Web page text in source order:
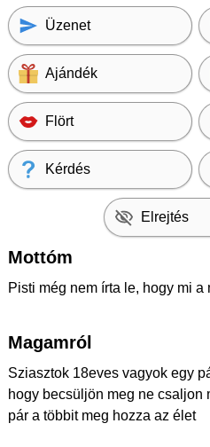
Üzenet
Ajándék
Flört
Kérdés
Elrejtés
Mottóm
Pisti még nem írta le, hogy mi a
Magamról
Sziasztok 18eves vagyok egy
hogy becsüljön meg ne csaljon
pár a többit meg hozza az élet